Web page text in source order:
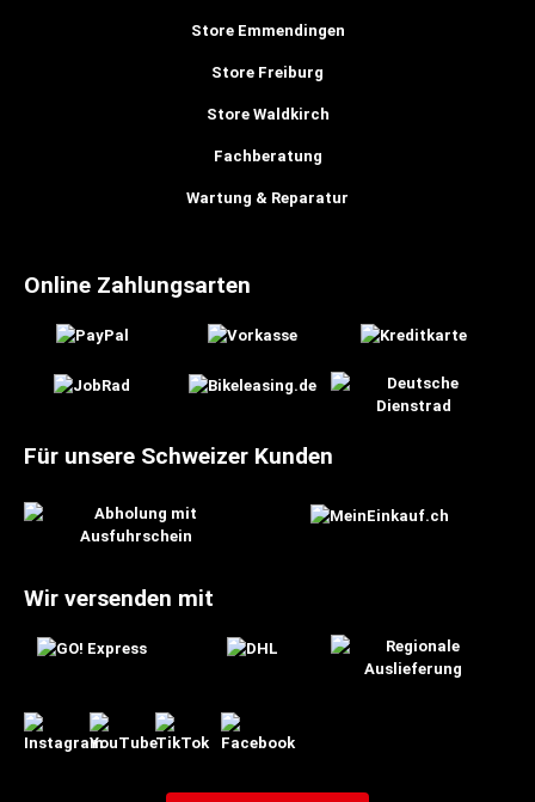
Store Emmendingen
Store Freiburg
Store Waldkirch
Fachberatung
Wartung & Reparatur
Online Zahlungsarten
Für unsere Schweizer Kunden
Wir versenden mit